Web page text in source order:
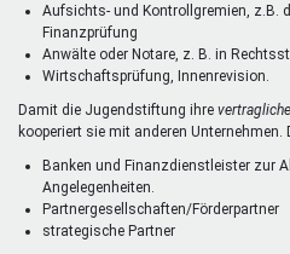
Aufsichts- und Kontrollgremien, z.B.
Finanzprüfung
Anwälte oder Notare, z. B. in
Wirtschaftsprüfung, Innenrevision.
Damit die Jugendstiftung ihre
kooperiert sie mit anderen Unternehmen.
Banken und Finanzdienstleister zur
Angelegenheiten.
Partnergesellschaften/Förderpartner
strategische Partner